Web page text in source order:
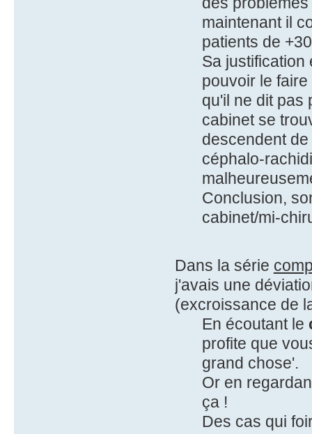
maintenant il
patients de
Sa justification
pouvoir le
qu'il ne dit pas
cabinet se
descendent
céphalo-
Conclusion,
cabinet/mi-
Dans la série
j'avais une
(excroissance de
En écoutant le
profite que
grand chose'.
Or en
ça !
Des cas qui